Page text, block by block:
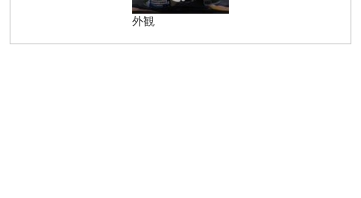
外観